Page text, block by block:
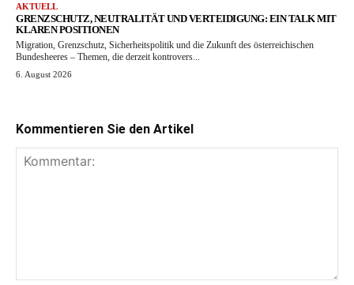
AKTUELL
GRENZSCHUTZ, NEUTRALITÄT UND VERTEIDIGUNG: EIN TALK MIT
KLAREN POSITIONEN
Migration, Grenzschutz, Sicherheitspolitik und die Zukunft des österreichischen
Bundesheeres – Themen, die derzeit kontrovers...
6. August 2026
Kommentieren Sie den Artikel